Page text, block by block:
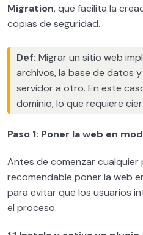
WooCommerce y todas sus
Migración y clonación de
Cómo migrar un WordPress
dominio
servidor
Indispensables para
Gestión de clientes en tu
Migration, que facilita la
copias de seguridad.
Def: Migrar un sitio web
archivos, la base de datos
servidor a otro. En este
dominio, lo que requiere
Paso 1: Poner la web en
Antes de comenzar cualquier
recomendable poner la web
para evitar que los usuarios
el proceso.